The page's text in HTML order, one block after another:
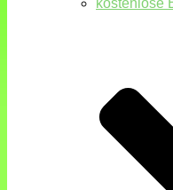
kostenlose